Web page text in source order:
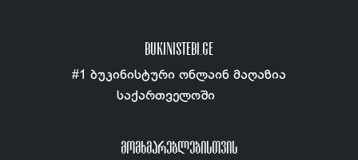
BUKINISTEBI.GE
#1 ბუკინისტური ონლაინ მაღაზია
საქართველოში
ᲛᲝᲛᲮᲛᲐᲠᲔᲑᲚᲔᲑᲘᲡᲗᲕᲘᲡ